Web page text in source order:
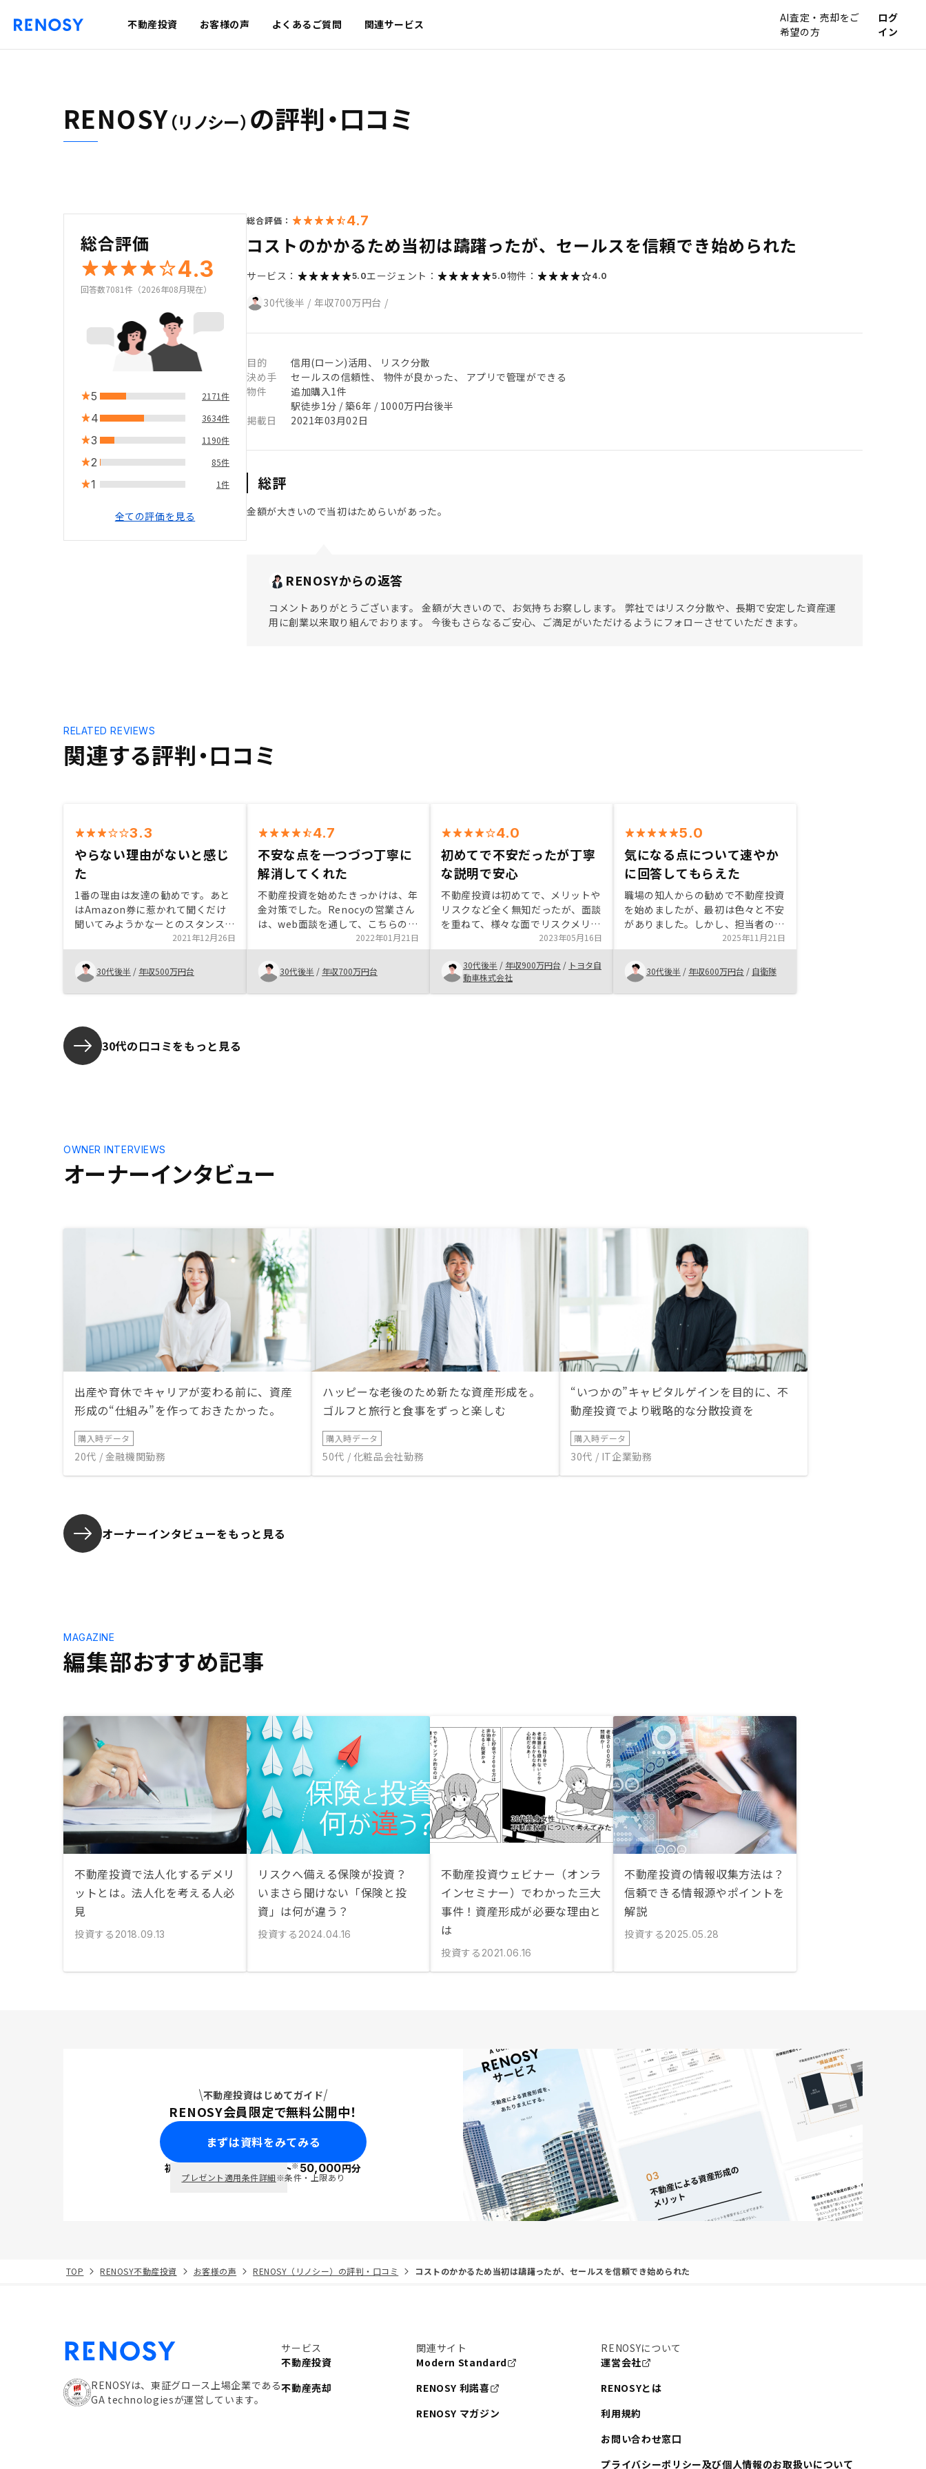
不動産投資 お客様の声 よくあるご質問 関連サービス
AI査定・売却をご
希望の方
ログ
イン
RENOSY（リノシー） の評判・口コミ
総合評価
4.3
回答数7081件（2026年08月現在）
5 2171件
4 3634件
3 1190件
2 85件
1 1件
全ての評価を見る
総合評価： 4.7
コストのかかるため当初は躊躇ったが、セールスを信頼でき始められた
サービス： 5.0エージェント： 5.0物件： 4.0
30代後半 / 年収700万円台 /
目的
信用(ローン)活用、 リスク分散
決め手
セールスの信頼性、 物件が良かった、 アプリで管理ができる
物件
追加購入1件
駅徒歩1分 / 築6年 / 1000万円台後半
掲載日
2021年03月02日
総評
金額が大きいので当初はためらいがあった。
RENOSYからの返答
コメントありがとうございます。 金額が大きいので、お気持ちお察しします。 弊社ではリスク分散や、長期で安定した資産運
用に創業以来取り組んでおります。 今後もさらなるご安心、ご満足がいただけるようにフォローさせていただきます。
関連する評判・口コミ
RELATED REVIEWS
3.3
やらない理由がないと感じ
た
1番の理由は友達の勧めです。あと
はAmazon券に惹かれて聞くだけ
聞いてみようかなーとのスタンスで
した。当初、不動産投資は全く興味
なかったし、特にワンルームマンシ
ョン投資はネットで情報収集しても
悪く言われている方が圧倒的に多く
てやる気なかったですが、営業さん
た。出口戦略が難しいかなと思いま
すが、やらないで後悔するならやっ
て後悔しようかなと思いとりあえず
やってみます。キャッシュフローは
2021年12月26日
30代後半 / 年収500万円台
4.7
不安な点を一つづつ丁寧に
解消してくれた
不動産投資を始めたきっかけは、年
金対策でした。Renocyの営業さん
は、web面談を通して、こちらの不
安な点を一つづつ丁寧に解消してく
れました。最終的には、買わない理
由がない状態になりました。購入後
も、十分なサポートがあり、手間ど
うことはありませんでした。
2022年01月21日
30代後半 / 年収700万円台
4.0
初めてで不安だったが丁寧
な説明で安心
不動産投資は初めてで、メリットや
リスクなど全く無知だったが、面談
を重ねて、様々な面でリスクメリッ
トを説明いただけた。そういった部
分で信頼できると思い、思い切って
投資してみようと思った。始まった
ばかりなので中長期的に成功するか
は未知ではあるが、サポートも充実
2023年05月16日
30代後半 / 年収900万円台 / トヨタ自
動車株式会社
5.0
気になる点について速やか
に回答してもらえた
職場の知人からの勧めで不動産投資
を始めましたが、最初は色々と不安
がありました。しかし、担当者の対
応がとても丁寧で、資産運用に対す
る考え方、メリット・デメリット等
について分かりやすく説明していた
だけるので安心して始めることがで
きました。
2025年11月21日
30代後半 / 年収600万円台 / 自衛隊
30代の口コミをもっと見る
オーナーインタビュー
OWNER INTERVIEWS
出産や育休でキャリアが変わる前に、資産
形成の“仕組み”を作っておきたかった。
購入時データ
20代 / 金融機関勤務
ハッピーな老後のため新たな資産形成を。
ゴルフと旅行と食事をずっと楽しむ
購入時データ
50代 / 化粧品会社勤務
“いつかの”キャピタルゲインを目的に、不
動産投資でより戦略的な分散投資を
購入時データ
30代 / IT企業勤務
オーナーインタビューをもっと見る
編集部おすすめ記事
MAGAZINE
不動産投資で法人化するデメリ
ットとは。法人化を考える人必
見
投資する 2018.09.13
リスクへ備える保険が投資？
いまさら聞けない「保険と投
資」は何が違う？
投資する 2024.04.16
不動産投資ウェビナー（オンラ
インセミナー）でわかった三大
事件！資産形成が必要な理由と
は
投資する 2021.06.16
不動産投資の情報収集方法は？
信頼できる情報源やポイントを
解説
投資する 2025.05.28
不動産投資はじめてガイド
RENOSY会員限定で無料公開中！
まずは資料をみてみる
初回面談で ポイント※50,000円分
プレゼント適用条件詳細※条件・上限あり
TOP RENOSY不動産投資 お客様の声 RENOSY（リノシー）の評判・口コミ コストのかかるため当初は躊躇ったが、セールスを信頼でき始められた
RENOSYは、東証グロース上場企業である
GA technologiesが運営しています。
サービス
不動産投資
不動産売却
関連サイト
Modern Standard
RENOSY 利諾喜
RENOSY マガジン
RENOSYについて
運営会社
RENOSYとは
利用規約
お問い合わせ窓口
プライバシーポリシー及び個人情報のお取扱いについて